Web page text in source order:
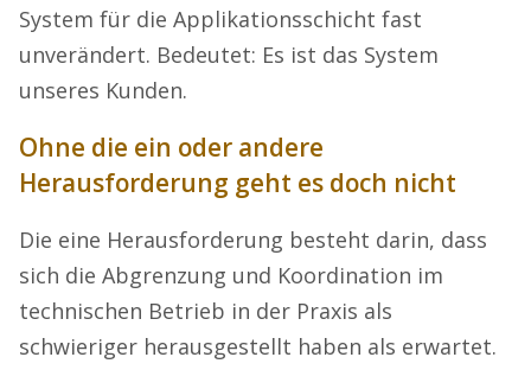
System für die Applikationsschicht fast
unverändert. Bedeutet: Es ist das System
unseres Kunden.
Ohne die ein oder andere
Herausforderung geht es doch nicht
Die eine Herausforderung besteht darin, dass
sich die Abgrenzung und Koordination im
technischen Betrieb in der Praxis als
schwieriger herausgestellt haben als erwartet.